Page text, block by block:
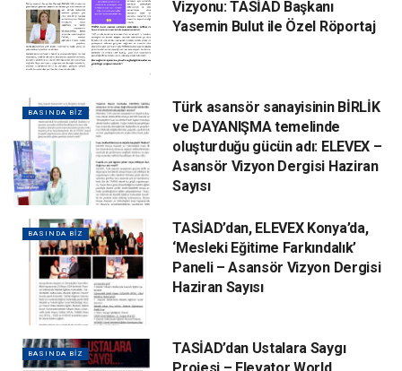
Vizyonu: TASİAD Başkanı
Yasemin Bulut ile Özel Röportaj
BASINDA BIZ
Türk asansör sanayisinin BİRLİK
ve DAYANIŞMA temelinde
oluşturduğu gücün adı: ELEVEX –
Asansör Vizyon Dergisi Haziran
Sayısı
BASINDA BIZ
TASİAD’dan, ELEVEX Konya’da,
‘Mesleki Eğitime Farkındalık’
Paneli – Asansör Vizyon Dergisi
Haziran Sayısı
BASINDA BIZ
TASİAD’dan Ustalara Saygı